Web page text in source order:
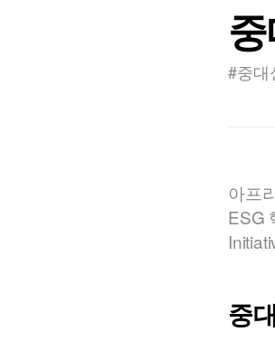
#중대
아프
ESG
중